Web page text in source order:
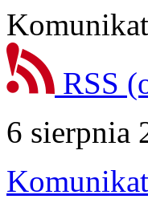
RSS
6 sierpnia